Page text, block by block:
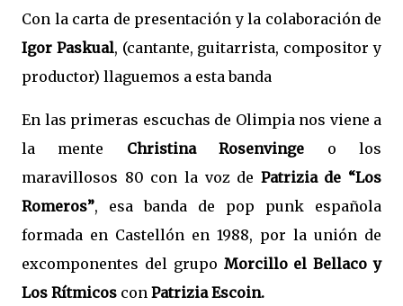
Con la carta de presentación y la colaboración de
Igor Paskual, (cantante, guitarrista, compositor y
productor) llaguemos a esta banda
En las primeras escuchas de Olimpia nos viene a
la mente Christina Rosenvinge o los
maravillosos 80 con la voz de Patrizia de “Los
Romeros”, esa banda de pop punk española
formada en Castellón en 1988, por la unión de
excomponentes del grupo Morcillo el Bellaco y
Los Rítmicos con Patrizia Escoin.